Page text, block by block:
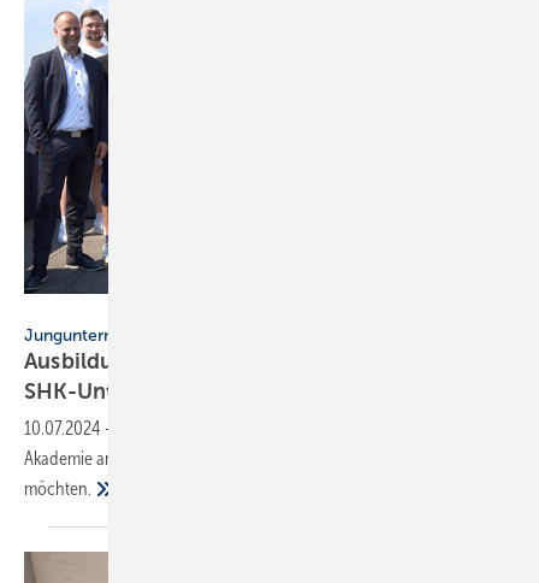
Jungunternehmer
Ausbildungs­programm für an­gehende
SHK-Unter­nehmer
10.07.2024 -
Akademie angehende Unternehmer, die einen SHK-Betrieb leiten
möchten.